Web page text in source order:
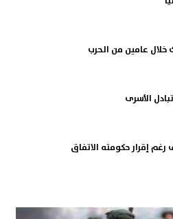
عامين من الحرب
الأسرى
رغم إقرار حكومته الاتفاق